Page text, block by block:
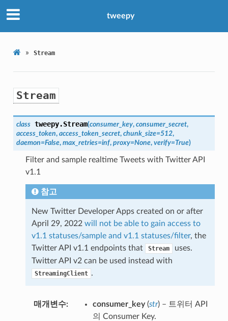
tweepy
» Stream
Stream
class tweepy.Stream(consumer_key, consumer_secret,
access_token, access_token_secret, chunk_size=512,
daemon=False, max_retries=inf, proxy=None, verify=True)
Filter and sample realtime Tweets with Twitter API
v1.1
참고
New Twitter Developer Apps created on or after
April 29, 2022 will not be able to gain access to
v1.1 statuses/sample and v1.1 statuses/filter, the
Twitter API v1.1 endpoints that
Stream
uses.
Twitter API v2 can be used instead with
StreamingClient .
매개변수 consumer_key(str) – 트위터 API
의 Consumer Key.